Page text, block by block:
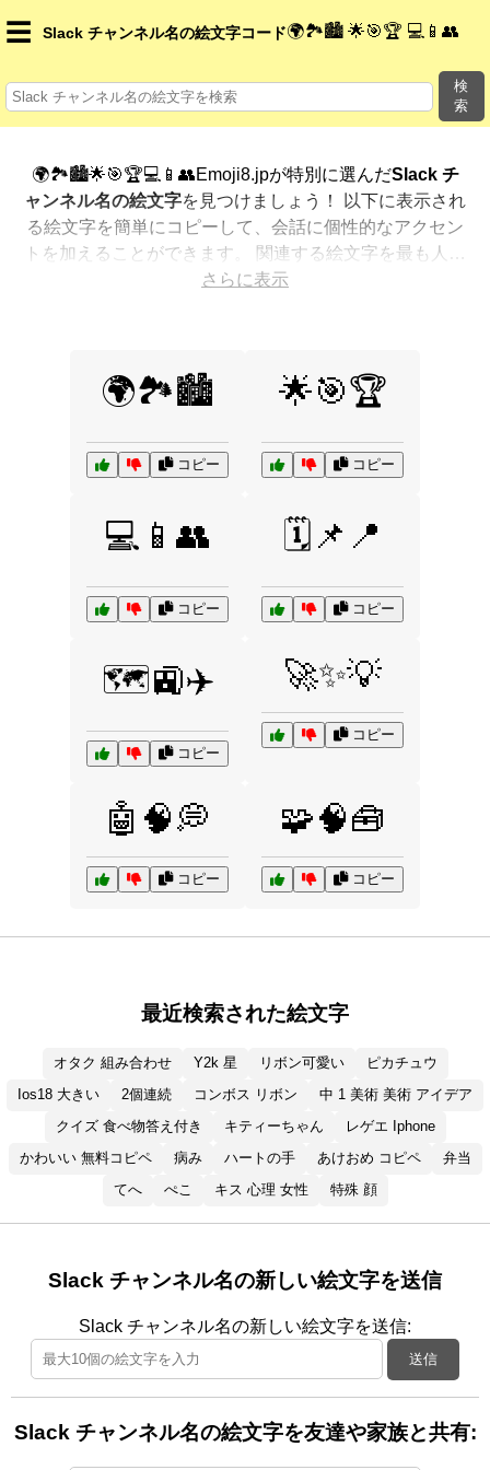
☰ Slack チャンネル名の絵文字コード 🌍🏞️🏙️ 🌟🎯🏆 💻📱👥
検
索
🌍🏞️🏙️🌟🎯🏆💻📱👥Emoji8.jpが特別に選んだSlack チ
ャンネル名の絵文字を見つけましょう！ 以下に表示され
る絵文字を簡単にコピーして、会話に個性的なアクセン
トを加えることができます。 関連する絵文字を最も人気
のある順に表示しました。さらに多くのオプションが欲
さらに表示
🌍🏞️🏙️
コピー
🌟🎯🏆
コピー
💻📱👥
コピー
🗓️📌📍
コピー
🗺️🚉✈️
コピー
🚀✨💡
コピー
🤖🧠💭
コピー
🧩🧠🧰
コピー
最近検索された絵文字
オタク 組み合わせ Y2k 星 リボン可愛い
ピカチュウ
Ios18 大きい
2個連続 コンボス リボン
中 1 美術 美術 アイデア
クイズ 食べ物答え付き
キティーちゃん
レゲエ Iphone
かわいい 無料コピペ
病み ハートの手 あけおめ コピペ
弁当
てへ
ぺこ キス 心理 女性 特殊 顔
Slack チャンネル名の新しい絵文字を送信
Slack チャンネル名の新しい絵文字を送信:
送信
Slack チャンネル名の絵文字を友達や家族と共有: